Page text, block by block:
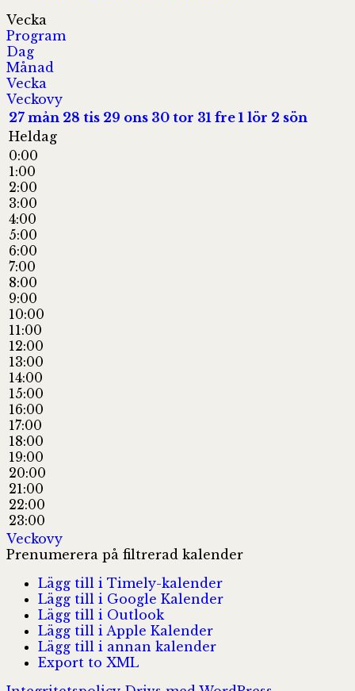
Vecka
Program
Dag
Månad
Vecka
Veckovy
27 mån 28 tis 29 ons 30 tor 31 fre 1 lör 2 sön
Heldag
0:00
1:00
2:00
3:00
4:00
5:00
6:00
7:00
8:00
9:00
10:00
11:00
12:00
13:00
14:00
15:00
16:00
17:00
18:00
19:00
20:00
21:00
22:00
23:00
Veckovy
Prenumerera på filtrerad kalender
Lägg till i Timely-kalender
Lägg till i Google Kalender
Lägg till i Outlook
Lägg till i Apple Kalender
Lägg till i annan kalender
Export to XML